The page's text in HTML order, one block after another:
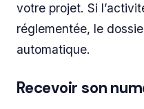
votre projet. Si
réglementée, le
automatique.
Recevoir son